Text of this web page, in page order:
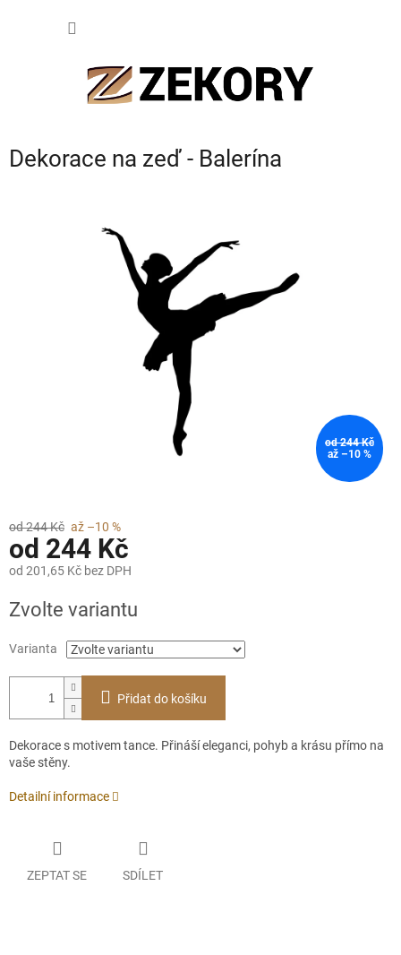
Dekorace na zeď - Balerína
od 244 Kč
až –10 %
od 244 Kč až –10 %
od 244 Kč
od 201,65 Kč bez DPH
cena:
Zvolte variantu
Varianta
Přidat do košíku
Dekorace s motivem tance. Přináší eleganci, pohyb a krásu přímo na
vaše stěny.
Detailní informace
ZEPTAT SE SDÍLET